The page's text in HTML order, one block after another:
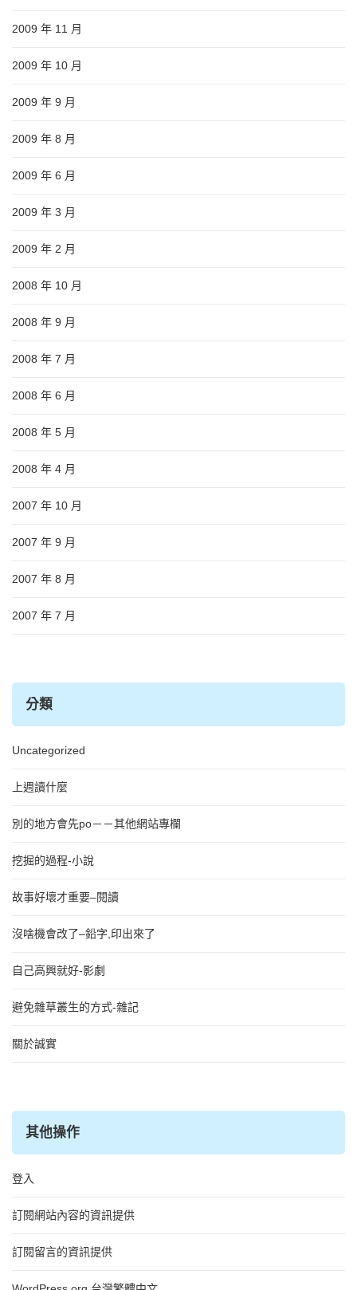
2009 年 11 月
2009 年 10 月
2009 年 9 月
2009 年 8 月
2009 年 6 月
2009 年 3 月
2009 年 2 月
2008 年 10 月
2008 年 9 月
2008 年 7 月
2008 年 6 月
2008 年 5 月
2008 年 4 月
2007 年 10 月
2007 年 9 月
2007 年 8 月
2007 年 7 月
分類
Uncategorized
上週讀什麼
別的地方會先po－－其他網站專欄
挖掘的過程-小說
故事好壞才重要–閱讀
沒啥機會改了–鉛字,印出來了
自己高興就好-影劇
避免雜草叢生的方式-雜記
關於誠實
其他操作
登入
訂閱網站內容的資訊提供
訂閱留言的資訊提供